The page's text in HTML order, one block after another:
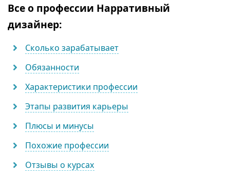
Все о профессии Нарративный
дизайнер:
Сколько зарабатывает
Обязанности
Характеристики профессии
Этапы развития карьеры
Плюсы и минусы
Похожие профессии
Отзывы о курсах